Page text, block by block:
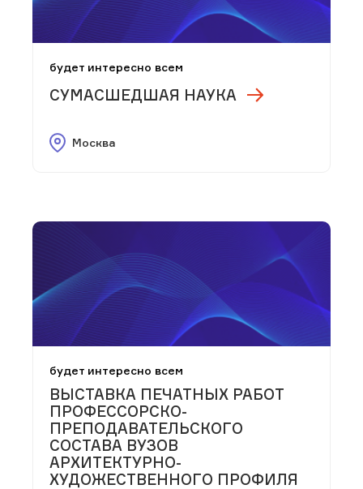
будет интересно всем
СУМАСШЕДШАЯ НАУКА
Москва
будет интересно всем
ВЫСТАВКА ПЕЧАТНЫХ РАБОТ
ПРОФЕССОРСКО-
ПРЕПОДАВАТЕЛЬСКОГО
СОСТАВА ВУЗОВ
АРХИТЕКТУРНО-
ХУДОЖЕСТВЕННОГО ПРОФИЛЯ